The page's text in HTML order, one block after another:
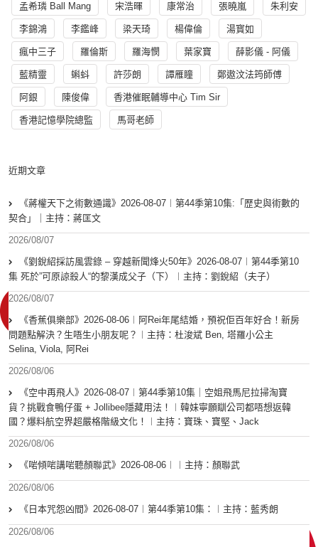
孟希璘 Ball Mang 宋浩暉 康常治 張曉嵐 朱利安
李錦鴻 李鑑峰 梁天琦 楊偉倫 湯寳如
瘋中三子 羅倫斯 羅海憫 葉家寶 薛影儀 - 阿儀
藍精靈 蝌蚪 許莎朗 譚雁瞳 鄭遨汶法筠師傅
阿銀 陳俊偉 香港催眠輔導中心 Tim Sir
香港記憶學院總監 馬哥老師
近期文章
《蔣權天下之術數通識》2026-08-07︱第44季第10集:「歴史與術數的
契合」｜主持：蔣匡文
2026/08/07
《劉銳紹採訪風雲錄 – 穿越新聞烽火50年》2026-08-07︱第44季第10
集 死於”可原諒殺人“的黎漢成父子（下）︱主持：劉銳紹（夫子）
2026/08/07
《香蕉俱樂部》2026-08-06︱阿Rei年尾結婚，預祝佢百年好合！新房
問題點解決？生唔生小朋友呢？︱主持：杜浚斌 Ben, 塔羅小公主
Selina, Viola, 阿Rei
2026/08/06
《空中再飛人》2026-08-07︱第44季第10集｜空姐飛馬尼拉掃淘寶
貨？挑戰食鴨仔蛋 + Jollibee隱藏用法！︱韓妹寧願瞓公司都唔想返韓
國？爆料航空界超嚴格階級文化！︱主持：寶珠、寶堅、Jack
2026/08/06
《啱傾啱講啱聽顏聯武》2026-08-06︱︱主持：顏聯武
2026/08/06
《日本咒怨凶間》2026-08-07︱第44季第10集：︱主持：藍秀朗
2026/08/06